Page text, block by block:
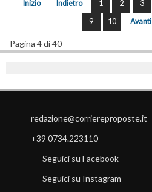
Inizio Indietro 1 2 3
9
10 Avanti
Pagina 4 di 40
redazione@corriereproposte.it
+39 0734.223110
Seguici su Facebook
Seguici su Instagram